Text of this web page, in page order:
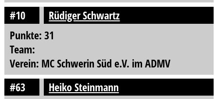
#10
Rüdiger Schwartz
Punkte: 31
Team:
Verein: MC Schwerin Süd e.V. im ADMV
#63
Heiko Steinmann